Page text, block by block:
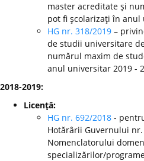
master acreditate şi
pot fi şcolarizaţi în anul
HG nr. 318/2019 –
de studii universitare
numărul maxim de
anul universitar 2019 -
2018-2019:
Licenţă:
HG nr. 692/2018 -
Hotărârii Guvernului
Nomenclatorului
specializărilor/